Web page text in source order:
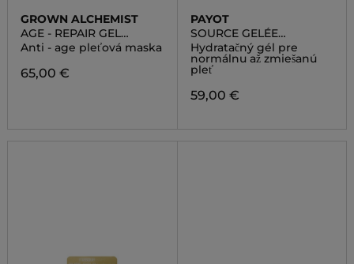
GROWN ALCHEMIST
AGE - REPAIR GEL
MASQUE :
POMEGRANATE
EXTRACT, PEPTIDE
COMPLEX
Anti - age pleťová maska
65,00 €
PAYOT
SOURCE GELÉE
HYDRATANTE
ADAPTOGÈNE
Hydratačný gél pre
normálnu až zmiešanú
pleť
59,00 €